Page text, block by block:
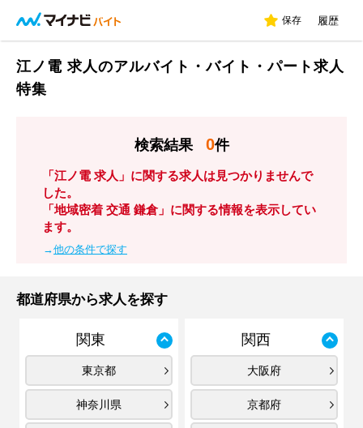
保存 履歴
江ノ電 求人のアルバイト・バイト・パート求人
特集
検索結果 0件
「江ノ電 求人」に関する求人は見つかりませんで
した。
「地域密着 交通 鎌倉」に関する情報を表示してい
ます。
→他の条件で探す
都道府県から求人を探す
関東
東京都
神奈川県
関西
大阪府
京都府